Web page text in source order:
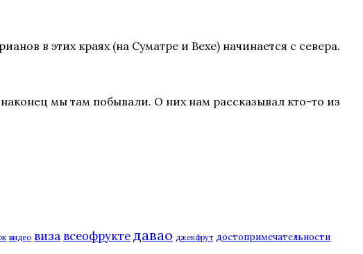
в этих краях (на Суматре и Вехе) начинается с севера.
мы там побывали. О них нам рассказывал кто-то из
видео виза всеофруктедавао джекфрут достопримечательности